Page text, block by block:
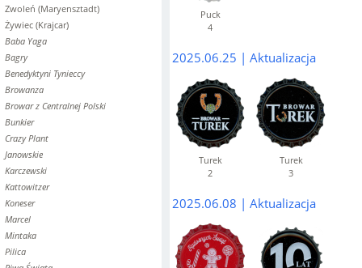
Zwoleń (Maryensztadt)
Żywiec (Krajcar)
Baba Yaga
Bagry
Benedyktyni Tynieccy
Browanza
Browar z Centralnej Polski
Bunkier
Crazy Plant
Janowskie
Karczewski
Kattowitzer
Koneser
Marcel
Mintaka
Pilica
Puck
4
2025.06.25 | Aktualizacja
Turek
2
Turek
3
2025.06.08 | Aktualizacja